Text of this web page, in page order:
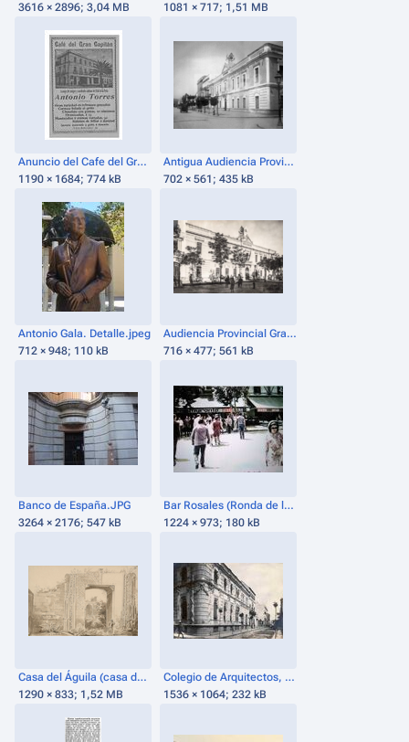
3616 × 2896; 3,04 MB
1081 × 717; 1,51 MB
Anuncio del Cafe del Gran Capitan (1914).jpg
1190 × 1684; 774 kB
Antigua Audiencia Provincial (1935).png
702 × 561; 435 kB
Antonio Gala. Detalle.jpeg
712 × 948; 110 kB
Audiencia Provincial Gran Capitán.png
716 × 477; 561 kB
Banco de España.JPG
3264 × 2176; 547 kB
Bar Rosales (Ronda de los Tejares).jpg
1224 × 973; 180 kB
Casa del Águila (casa de Gonzalo de Córdoba "El Gran Capitán").png
1290 × 833; 1,52 MB
Colegio de Arquitectos, esquina Gran Capitán con Reyes Católicos. 1926, AMCO. .jpg
1536 × 1064; 232 kB